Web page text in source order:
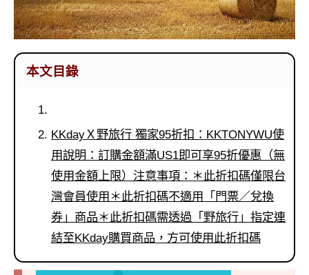
本文目錄
KKdayＸ野旅行 獨家95折扣：KKTONYWU使
用說明：訂購金額滿US1即可享95折優惠（無
使用金額上限）注意事項：＊此折扣碼僅限台
灣會員使用＊此折扣碼不適用「門票／兌換
券」商品＊此折扣碼需透過「野旅行」指定連
結至KKday購買商品，方可使用此折扣碼